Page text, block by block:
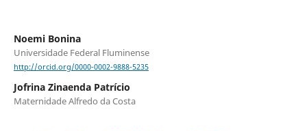
Noemi Bonina
Universidade Federal Fluminense
http://orcid.org/0000-0002-9888-5235
Jofrina Zinaenda Patrício
Maternidade Alfredo da Costa